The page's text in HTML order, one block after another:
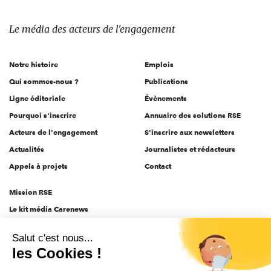
des
l'engagement
Le média des acteurs de l'engagement
Notre histoire
Qui sommes-nous ?
Ligne éditoriale
Pourquoi s'inscrire
Acteurs de l'engagement
Actualités
Appels à projets
Emplois
Publications
Évènements
Annuaire des solutions RSE
S'inscrire aux newsletters
Journalistes et rédacteurs
Contact
Mission RSE
Le kit média Carenews
AEF info
Novethic
Salut c'est nous...
les Cookies !